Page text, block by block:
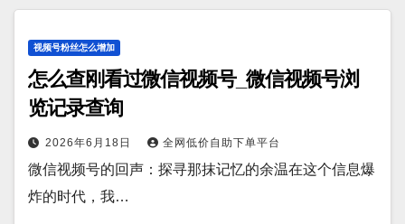
视频号粉丝怎么增加
怎么查刚看过微信视频号_微信视频号浏
览记录查询
2026年6月18日 全网低价自助下单平台
微信视频号的回声：探寻那抹记忆的余温在这个信息爆
炸的时代，我…